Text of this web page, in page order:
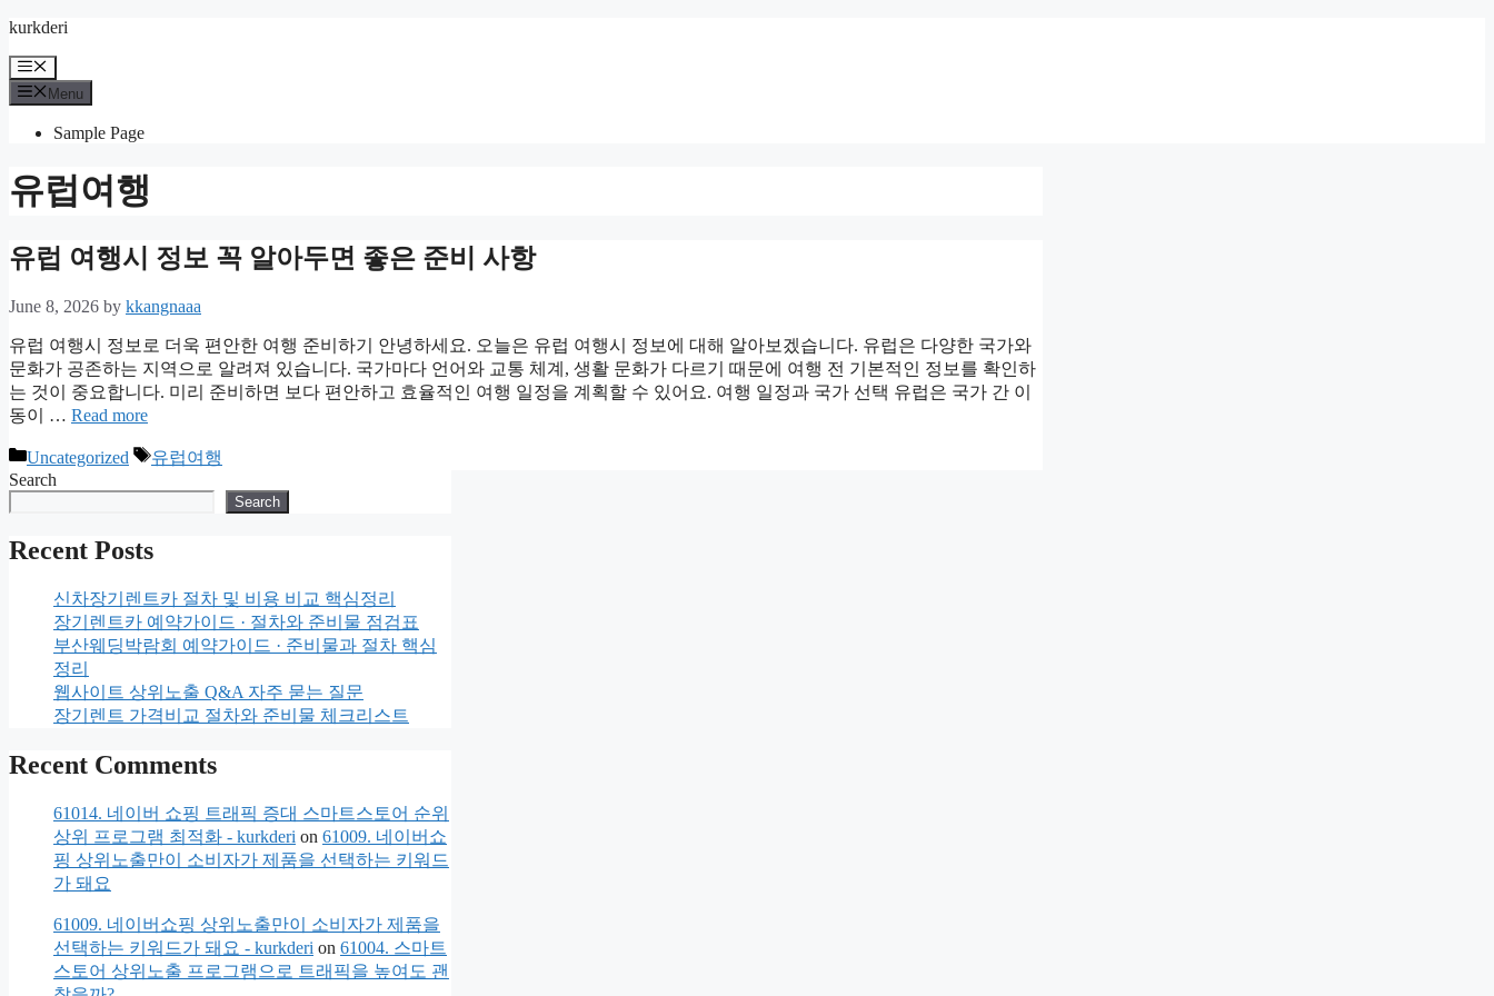
Skip
content
kurkderi
Menu
Menu
Sample Page
유럽여행
유럽 여행시 정보 꼭 알아두면 좋은 준비 사항
June 8, 2026 by kkangnaaa
유럽 여행시 정보로 더욱 편안한 여행 준비하기 안녕하세요. 오늘은 유럽 여행시 정보에 대해 알아보겠습니다. 유럽은 다양한 국가와
문화가 공존하는 지역으로 알려져 있습니다. 국가마다 언어와 교통 체계, 생활 문화가 다르기 때문에 여행 전 기본적인 정보를 확인하
는 것이 중요합니다. 미리 준비하면 보다 편안하고 효율적인 여행 일정을 계획할 수 있어요. 여행 일정과 국가 선택 유럽은 국가 간 이
동이 … Read more
Categories
Uncategorized Tags
유럽여행
Search
Search
Recent Posts
신차장기렌트카 절차 및 비용 비교 핵심정리
장기렌트카 예약가이드 · 절차와 준비물 점검표
부산웨딩박람회 예약가이드 · 준비물과 절차 핵심
정리
웹사이트 상위노출 Q&A 자주 묻는 질문
장기렌트 가격비교 절차와 준비물 체크리스트
Recent Comments
61014. 네이버 쇼핑 트래픽 증대 스마트스토어 순위
상위 프로그램 최적화 - kurkderi on 61009. 네이버쇼
핑 상위노출만이 소비자가 제품을 선택하는 키워드
가 돼요
61009. 네이버쇼핑 상위노출만이 소비자가 제품을
선택하는 키워드가 돼요 - kurkderi on 61004. 스마트
스토어 상위노출 프로그램으로 트래픽을 높여도 괜